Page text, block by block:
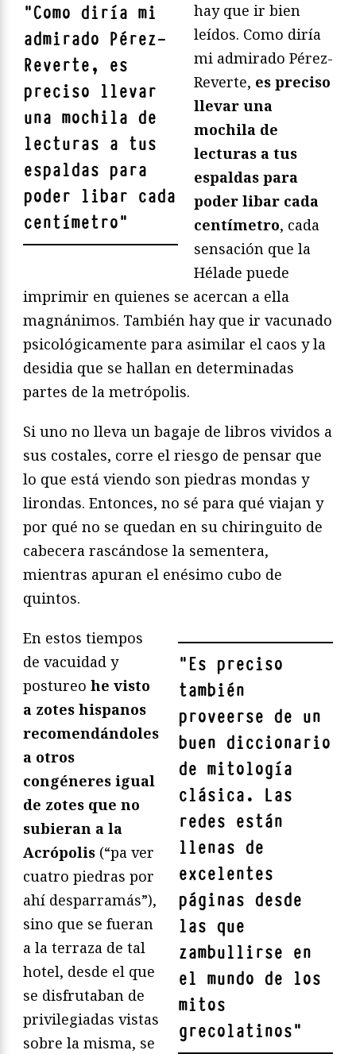
"Como diría mi
admirado Pérez-
Reverte, es
preciso llevar
una mochila de
lecturas a tus
espaldas para
poder libar cada
centímetro"
hay que ir bien
leídos. Como diría
mi admirado Pérez-
Reverte, es preciso
llevar una
mochila de
lecturas a tus
espaldas para
poder libar cada
centímetro, cada
sensación que la
Hélade puede
imprimir en quienes se acercan a ella
magnánimos. También hay que ir vacunado
psicológicamente para asimilar el caos y la
desidia que se hallan en determinadas
partes de la metrópolis.
Si uno no lleva un bagaje de libros vividos a
sus costales, corre el riesgo de pensar que
lo que está viendo son piedras mondas y
lirondas. Entonces, no sé para qué viajan y
por qué no se quedan en su chiringuito de
cabecera rascándose la sementera,
mientras apuran el enésimo cubo de
quintos.
"Es preciso
también
proveerse de un
buen diccionario
de mitología
clásica. Las
redes están
llenas de
excelentes
páginas desde
las que
zambullirse en
el mundo de los
mitos
grecolatinos"
En estos tiempos
de vacuidad y
postureo he visto
a zotes hispanos
recomendándoles
a otros
congéneres igual
de zotes que no
subieran a la
Acrópolis (“pa ver
cuatro piedras por
ahí desparramás”),
sino que se fueran
a la terraza de tal
hotel, desde el que
se disfrutaban de
privilegiadas vistas
sobre la misma, se